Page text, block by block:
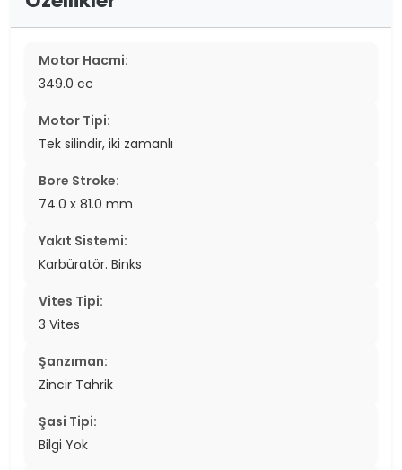
Motor Hacmi:
349.0 cc
Motor Tipi:
Tek silindir, iki zamanlı
Bore Stroke:
74.0 x 81.0 mm
Yakıt Sistemi:
Karbüratör. Binks
Vites Tipi:
3 Vites
Şanzıman:
Zincir Tahrik
Şasi Tipi:
Bilgi Yok